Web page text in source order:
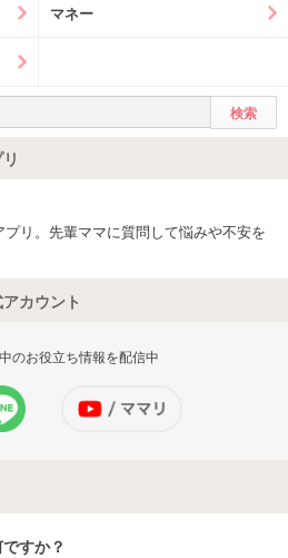
マネー
リ。先輩ママに質問して悩みや不安を
カウント
のお役立ち情報を配信中
すか？